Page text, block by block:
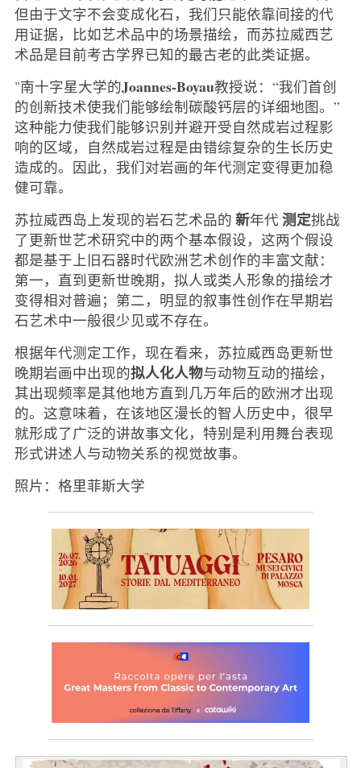
但由于文字不会变成化石，我们只能依靠间接的代
用证据，比如艺术品中的场景描绘，而苏拉威西艺
术品是目前考古学界已知的最古老的此类证据。
"南十字星大学的Joannes-Boyau教授说：“我们首创
的创新技术使我们能够绘制碳酸钙层的详细地图。”
这种能力使我们能够识别并避开受自然成岩过程影
响的区域，自然成岩过程是由错综复杂的生长历史
造成的。因此，我们对岩画的年代测定变得更加稳
健可靠。
苏拉威西岛上发现的岩石艺术品的 新年代 测定挑战
了更新世艺术研究中的两个基本假设，这两个假设
都是基于上旧石器时代欧洲艺术创作的丰富文献：
第一，直到更新世晚期，拟人或类人形象的描绘才
变得相对普遍；第二，明显的叙事性创作在早期岩
石艺术中一般很少见或不存在。
根据年代测定工作，现在看来，苏拉威西岛更新世
晚期岩画中出现的拟人化人物与动物互动的描绘，
其出现频率是其他地方直到几万年后的欧洲才出现
的。这意味着，在该地区漫长的智人历史中，很早
就形成了广泛的讲故事文化，特别是利用舞台表现
形式讲述人与动物关系的视觉故事。
照片：格里菲斯大学